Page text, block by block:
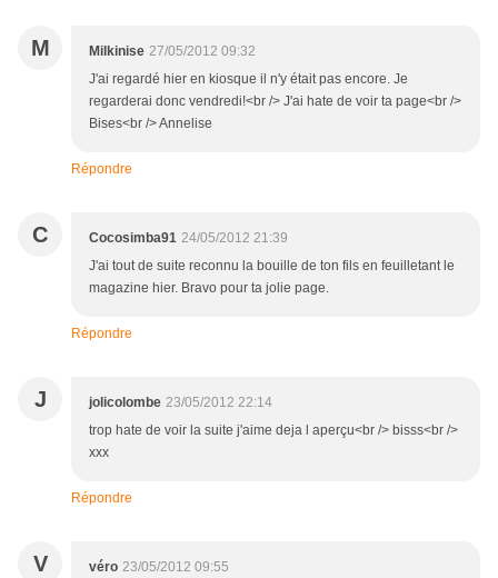
M Milkinise 27/05/2012 09:32
J'ai regardé hier en kiosque il n'y était pas encore. Je
regarderai donc vendredi!<br /> J'ai hate de voir ta page<br />
Bises<br /> Annelise
Répondre
C Cocosimba91 24/05/2012 21:39
J'ai tout de suite reconnu la bouille de ton fils en feuilletant le
magazine hier. Bravo pour ta jolie page.
Répondre
J jolicolombe 23/05/2012 22:14
trop hate de voir la suite j'aime deja l aperçu<br /> bisss<br />
xxx
Répondre
V véro 23/05/2012 09:55